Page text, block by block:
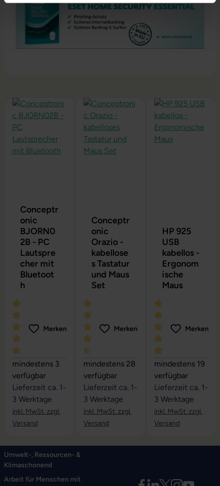
Produktgalerie überspringen
Conceptr
onic
BJORN0
2B - PC
Lautspre
cher mit
Bluetoot
h
Durchschnittliche Bewertung von 5 von 5 Sternen
Merken
mindestens 3
verfügbar
Lieferzeit ca. 1-
3 Werktage
inkl. MwSt. zzgl.
Versand
Conceptr
onic
Orazio -
kabellose
s Tastatur
und Maus
Set
Durchschnittliche Bewertung von 4.6
Merken
mindestens 28
verfügbar
Lieferzeit ca. 1-
3 Werktage
inkl. MwSt. zzgl.
Versand
HP 925
USB
kabellos -
Ergonom
ische
Maus
Durchschnittliche
Merken
mindestens 19
verfügbar
Lieferzeit ca. 1-
3 Werktage
inkl. MwSt. zzgl.
Versand
Umwelt-, Ressourcen- &
Klimaschonend
Arbeit für Menschen mit